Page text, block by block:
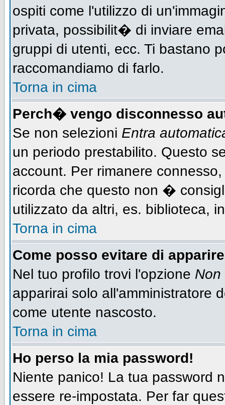
ospiti come l'utilizzo di
privata, possibilit� di inviare
gruppi di utenti, ecc. Ti bastano
raccomandiamo di farlo.
Torna in cima
Perch� vengo disconnesso
Se non selezioni Entra
un periodo prestabilito. Questo
account. Per rimanere
ricorda che questo non �
utilizzato da altri, es. biblioteca,
Torna in cima
Come posso evitare di
Nel tuo profilo trovi l'opzione Non
apparirai solo all'amministratore
come utente nascosto.
Torna in cima
Ho perso la mia password!
Niente panico! La tua
essere re-impostata. Per far